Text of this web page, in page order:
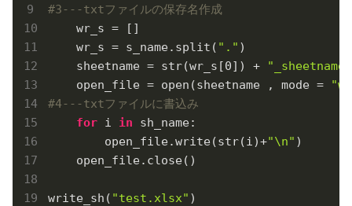
#3---txtファイルの保存名作成
    wr_s = []
    wr_s = s_name.split(
"." )
    sheetname = str(wr_s[
0]) +
    open_file = open(sheetname , mode =
"w"
#4---txtファイルに書込み
for i in sh_name:
        open_file.write(str(i)+
"\n" )
    open_file.close()
write_sh( "test.xlsx" )